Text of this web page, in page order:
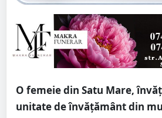
O femeie din Satu Mare,
unitate de învățământ din